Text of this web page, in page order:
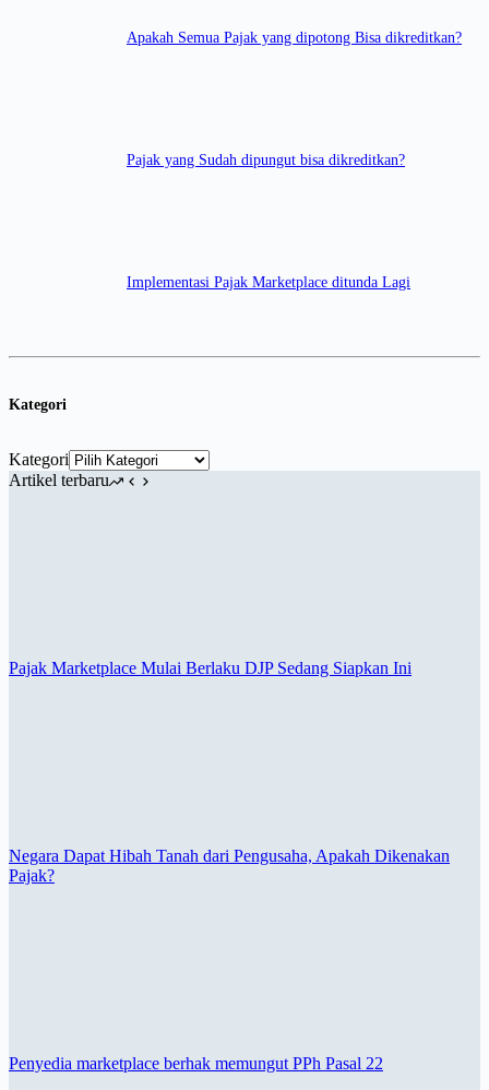
Apakah Semua Pajak yang dipotong Bisa dikreditkan?
Pajak yang Sudah dipungut bisa dikreditkan?
Implementasi Pajak Marketplace ditunda Lagi
Kategori
Kategori
Artikel terbaru
Pajak Marketplace Mulai Berlaku DJP Sedang Siapkan Ini
Negara Dapat Hibah Tanah dari Pengusaha, Apakah Dikenakan
Pajak?
Penyedia marketplace berhak memungut PPh Pasal 22